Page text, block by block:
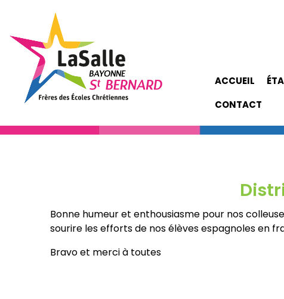
ACCUEIL
CONTACT
Bonne humeur et enthousiasme pour nos
sourire les efforts de nos élèves espagnoles en
Bravo et merci à toutes